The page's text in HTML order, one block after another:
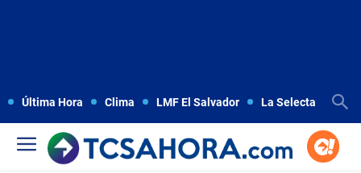
Última Hora Clima LMF El Salvador La Selecta